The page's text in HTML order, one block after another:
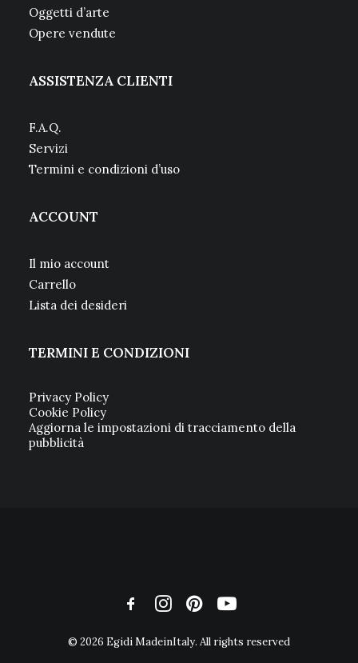
Oggetti d’arte
Opere vendute
ASSISTENZA CLIENTI
F.A.Q.
Servizi
Termini e condizioni d’uso
ACCOUNT
Il mio account
Carrello
Lista dei desideri
TERMINI E CONDIZIONI
Privacy Policy
Cookie Policy
Aggiorna le impostazioni di tracciamento della
pubblicità
© 2026 Egidi MadeinItaly. All rights reserved